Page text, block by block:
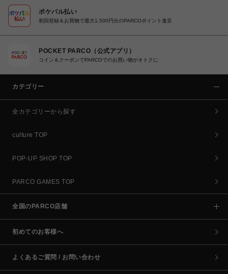
ポケパル払い
初回登録＆お買物で最大1,500円分のPARCOポイント進呈
POCKET PARCO（公式アプリ）
コイン＆クーポンでPARCOでのお買い物がオトクに
カテゴリー
全カテゴリーから探す
culture TOP
POP-UP SHOP TOP
PARCO GAMES TOP
全国のPARCO店舗
初めてのお客様へ
よくあるご質問 / お問い合わせ